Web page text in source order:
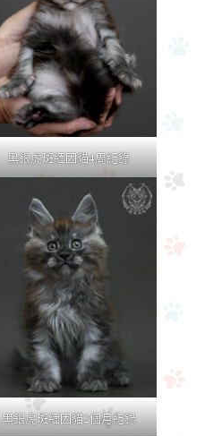
黑銀虎斑緬因貓4周紀錄
黑銀虎斑緬因貓2個月紀錄